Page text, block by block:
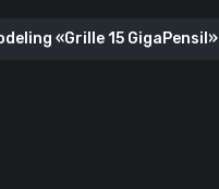
«Grille 15 GigaPensil»